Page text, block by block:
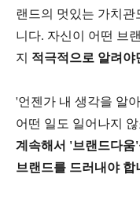
랜드의 멋있는 가치
니다. 자신이 어떤 브
지 적극적으로 알려야
'언젠가 내 생각을 알
어떤 일도 일어나지 않
계속해서 '브랜드다움
브랜드를 드러내야 합